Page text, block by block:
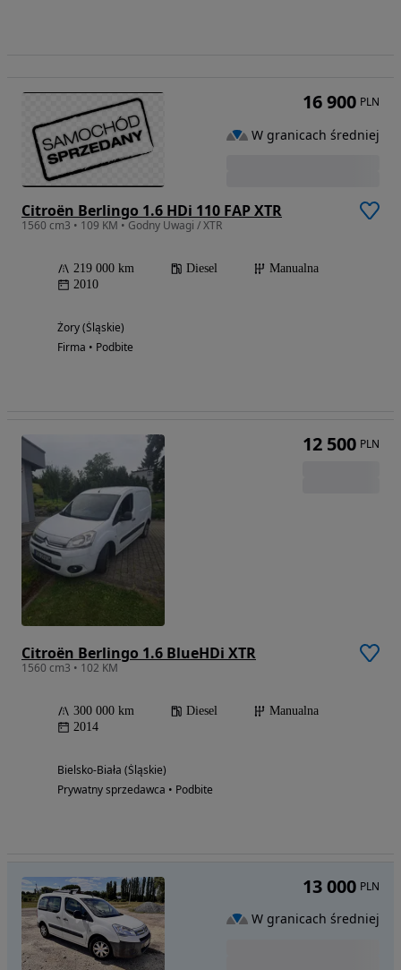
Citroën Berlingo 1.6 HDi 110 FAP XTR
1560 cm3 • 109 KM • Godny Uwagi / XTR
219 000 km Diesel
Manualna
2010
Żory (Śląskie)
Firma • Podbite
16 900 PLN
W granicach średniej
Citroën Berlingo 1.6 BlueHDi XTR
1560 cm3 • 102 KM
300 000 km Diesel
Manualna
2014
Bielsko-Biała (Śląskie)
Prywatny sprzedawca • Podbite
12 500 PLN
13 000 PLN
W granicach średniej